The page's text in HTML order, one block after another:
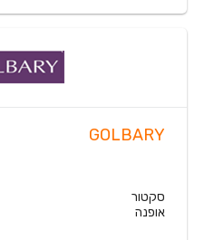
GOLBARY
סקטור
אופנה